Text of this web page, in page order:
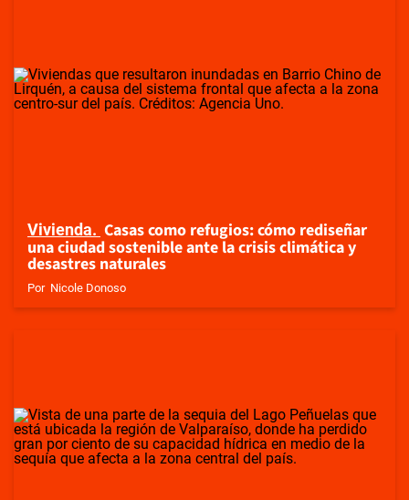
Vivienda Casas como refugios: cómo rediseñar
una ciudad sostenible ante la crisis climática y
desastres naturales
Por Nicole Donoso